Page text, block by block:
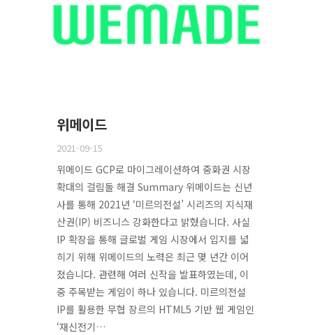
위메이드
2021-09-15
위메이드 GCP로 마이그레이션하여 중화권 시장
확대의 걸림돌 해결 Summary 위메이드는 신년
사를 통해 2021년 ‘미르의전설’ 시리즈의 지식재
산권(IP) 비즈니스 강화한다고 밝혔습니다. 사실
IP 확장을 통해 글로벌 게임 시장에서 입지를 넓
히기 위해 위메이드의 노력은 최근 몇 년간 이어
졌습니다. 관련해 여러 신작을 발표하였는데, 이
중 주목받는 게임이 하나 있습니다. 미르의전설
IP를 활용한 무협 장르의 HTML5 기반 웹 게임인
‘재신전기…